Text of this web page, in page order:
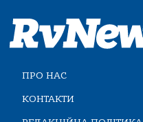
ПРО НАС
КОНТАКТИ